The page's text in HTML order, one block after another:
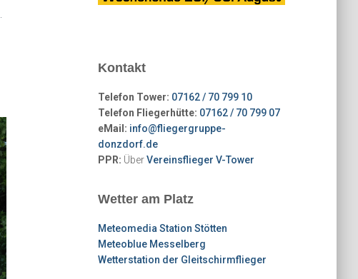
Kontakt
Telefon Tower: 07162 / 70 799 10
Telefon Fliegerhütte: 07162 / 70 799 07
eMail: info@fliegergruppe-
donzdorf.de
PPR: ÜberVereinsflieger V-Tower
Wetter am Platz
Meteomedia Station Stötten
Meteoblue Messelberg
Wetterstation der Gleitschirmflieger